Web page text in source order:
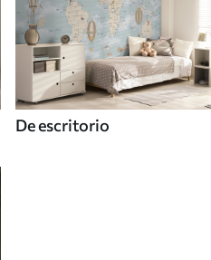
De escritorio